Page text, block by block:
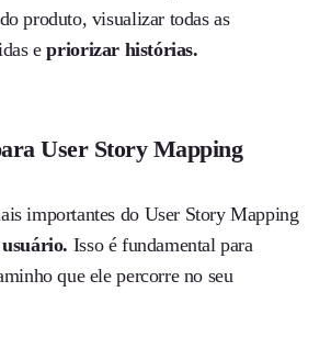
produto, visualizar todas as
epriorizar histórias.
User Story Mapping
importantes do User Story Mapping
Isso é fundamental para
que ele percorre no seu